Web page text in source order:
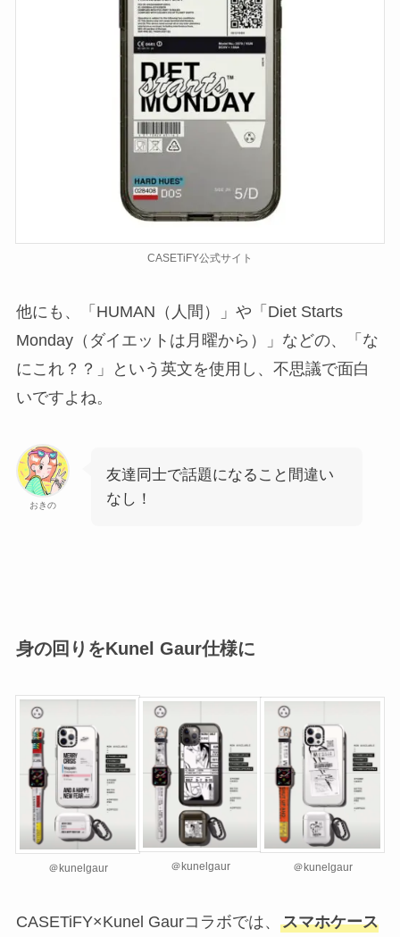
CASETiFY公式サイト
他にも、「HUMAN（人間）」や「Diet Starts
Monday（ダイエットは月曜から）」などの、「な
にこれ？？」という英文を使用し、不思議で面白
いですよね。
おきの
友達同士で話題になること間違い
なし！
身の回りをKunel Gaur仕様に
＠kunelgaur ＠kunelgaur ＠kunelgaur
CASETiFY×Kunel Gaurコラボでは、 スマホケース